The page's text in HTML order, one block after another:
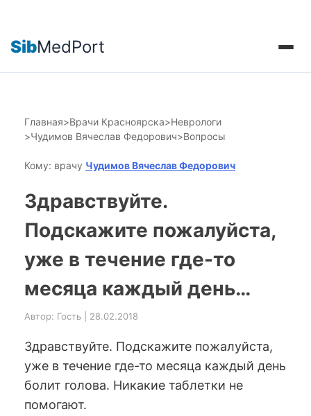
SibMedPort
Главная>Врачи Красноярска>Неврологи
>Чудимов Вячеслав Федорович>Вопросы
Кому: врачу Чудимов Вячеслав Федорович
Здравствуйте.
Подскажите пожалуйста,
уже в течение где-то
месяца каждый день…
Автор: Гость | 28.02.2018
Здравствуйте. Подскажите пожалуйста,
уже в течение где-то месяца каждый день
болит голова. Никакие таблетки не
помогают.